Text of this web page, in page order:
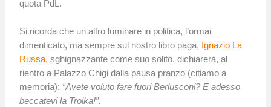
quota PdL.
Si ricorda che un altro luminare in politica, l’ormai
dimenticato, ma sempre sul nostro libro paga, Ignazio La
Russa, sghignazzante come suo solito, dichiarerà, al
rientro a Palazzo Chigi dalla pausa pranzo (citiamo a
memoria): “Avete voluto fare fuori Berlusconi? E adesso
beccatevi la Troika!”.